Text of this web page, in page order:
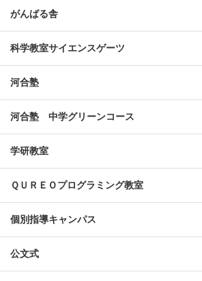
がんばる舎
科学教室サイエンスゲーツ
河合塾
河合塾 中学グリーンコース
学研教室
ＱＵＲＥＯプログラミング教室
個別指導キャンパス
公文式